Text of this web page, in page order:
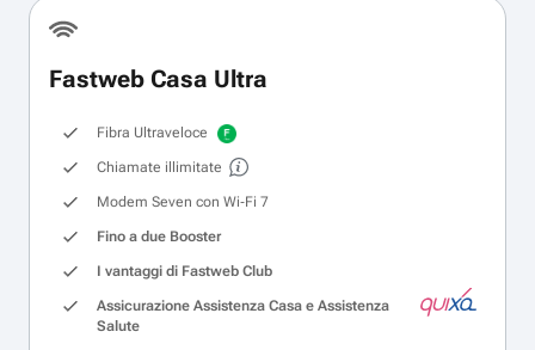
Fastweb Casa Ultra
Fibra Ultraveloce
Chiamate illimitate
Modem Seven con Wi‑Fi 7
Fino a due Booster
I vantaggi di Fastweb Club
Assicurazione Assistenza Casa e Assistenza
Salute